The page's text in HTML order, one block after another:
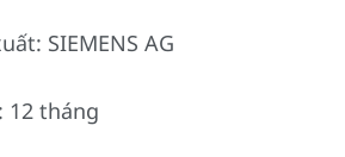
SIEMENS AG
12 tháng